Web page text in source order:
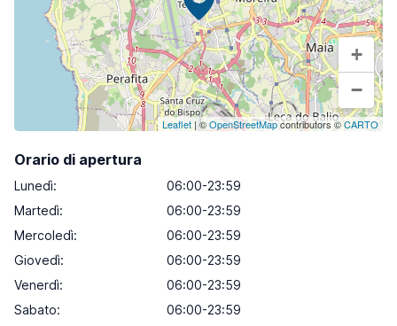
+
−
Leaflet | ©OpenStreetMapcontributors ©CARTO
Orario di apertura
Lunedì:
06:00-23:59
Martedì:
06:00-23:59
Mercoledì:
06:00-23:59
Giovedì:
06:00-23:59
Venerdì:
06:00-23:59
Sabato:
06:00-23:59